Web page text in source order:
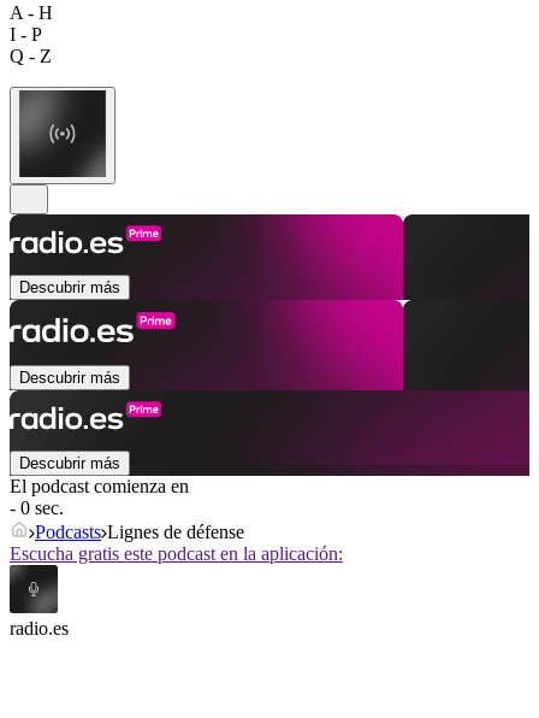
A - H
I - P
Q - Z
Descubrir más
Descubrir más
Descubrir más
El podcast comienza en
- 0 sec.
Podcasts Lignes de défense
Escucha gratis este podcast en la aplicación:
radio.es